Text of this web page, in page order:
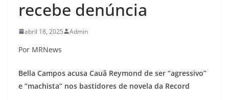
recebe denúncia
abril 18, 2025 Admin
Por MRNews
Bella Campos acusa Cauã Reymond de ser “agressivo”
e “machista” nos bastidores de novela da Record